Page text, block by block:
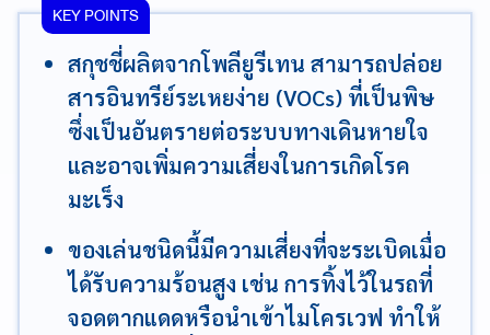
KEY POINTS
สกุชชี่ผลิตจากโพลียูรีเทน สามารถปล่อย
สารอินทรีย์ระเหยง่าย (VOCs) ที่เป็นพิษ
ซึ่งเป็นอันตรายต่อระบบทางเดินหายใจ
และอาจเพิ่มความเสี่ยงในการเกิดโรค
มะเร็ง
ของเล่นชนิดนี้มีความเสี่ยงที่จะระเบิดเมื่อ
ได้รับความร้อนสูง เช่น การทิ้งไว้ในรถที่
จอดตากแดดหรือนำเข้าไมโครเวฟ ทำให้